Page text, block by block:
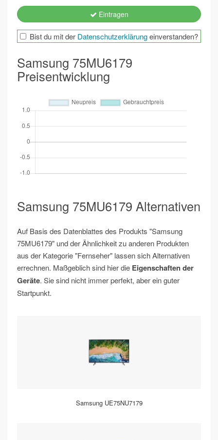
Eintragen
Bist du mit der Datenschutzerklärungeinverstanden?
Samsung 75MU6179
Preisentwicklung
Samsung 75MU6179 Alternativen
Auf Basis des Datenblattes des Produkts "Samsung
75MU6179" und der Ähnlichkeit zu anderen Produkten
aus der Kategorie "Fernseher" lassen sich Alternativen
errechnen. Maßgeblich sind hier die Eigenschaften der
Geräte. Sie sind nicht immer perfekt, aber ein guter
Startpunkt.
Samsung UE75NU7179